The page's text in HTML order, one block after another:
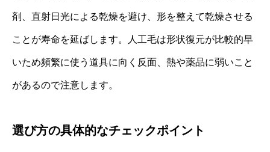
剤、直射日光による乾燥を避け、形を整えて乾燥させる
ことが寿命を延ばします。人工毛は形状復元が比較的早
いため頻繁に使う道具に向く反面、熱や薬品に弱いこと
があるので注意します。
選び方の具体的なチェックポイント